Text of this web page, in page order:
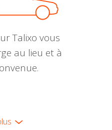
Talixo vous
au lieu et à